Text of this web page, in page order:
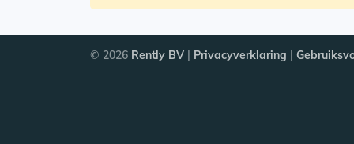
© 2026 Rently BV | Privacyverklaring |